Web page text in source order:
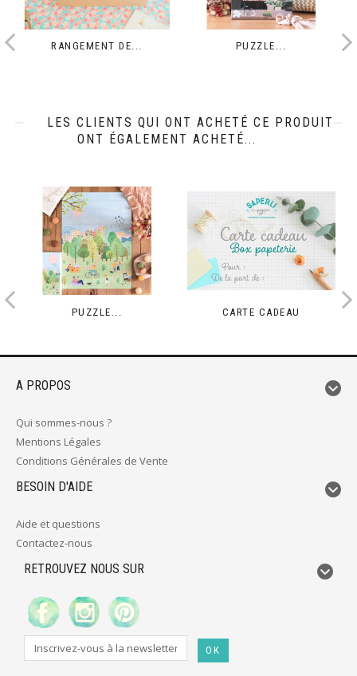
RANGEMENT DE... PUZZLE...
LES CLIENTS QUI ONT ACHETÉ CE PRODUIT
ONT ÉGALEMENT ACHETÉ...
PUZZLE... CARTE CADEAU
A PROPOS
Qui sommes-nous ?
Mentions Légales
Conditions Générales de Vente
BESOIN D'AIDE
Aide et questions
Contactez-nous
RETROUVEZ NOUS SUR
OK